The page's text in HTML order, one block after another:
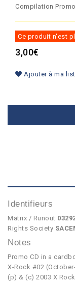
Compilation
Ce produit n'est
3,00€
Ajouter à ma
Identifieurs
Matrix / Runout
Rights Society
Notes
Promo CD in a
X-Rock #02
(p) & (c) 2003 X